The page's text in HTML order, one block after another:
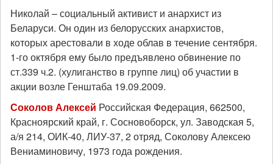
Николай – социальный активист и анархист из
Беларуси. Он один из белорусских анархистов,
которых арестовали в ходе облав в течение сентября.
1-го октября ему было предъявлено обвинение по
ст.339 ч.2. (хулиганство в группе лиц) об участии в
акции возле Генштаба 19.09.2009.
Соколов Алексей Российская Федерация, 662500,
Красноярский край, г. Сосновоборск, ул. Заводская 5,
а/я 214, ОИК-40, ЛИУ-37, 2 отряд, Соколову Алексею
Вениаминовичу, 1973 года рождения.